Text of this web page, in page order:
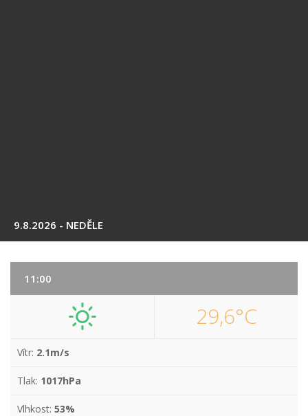
9.8.2026 - NEDĚLE
11:00
29,6°C
Vítr: 2.1m/s
Tlak: 1017hPa
Vlhkost: 53%